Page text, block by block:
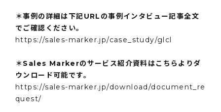
＊事例の詳細は下記URLの事例インタビュー記事全文
でご確認ください。
https://sales-marker.jp/case_study/glcl
＊Sales Markerのサービス紹介資料はこちらよりダ
ウンロード可能です。
https://sales-marker.jp/download/document_re
quest/